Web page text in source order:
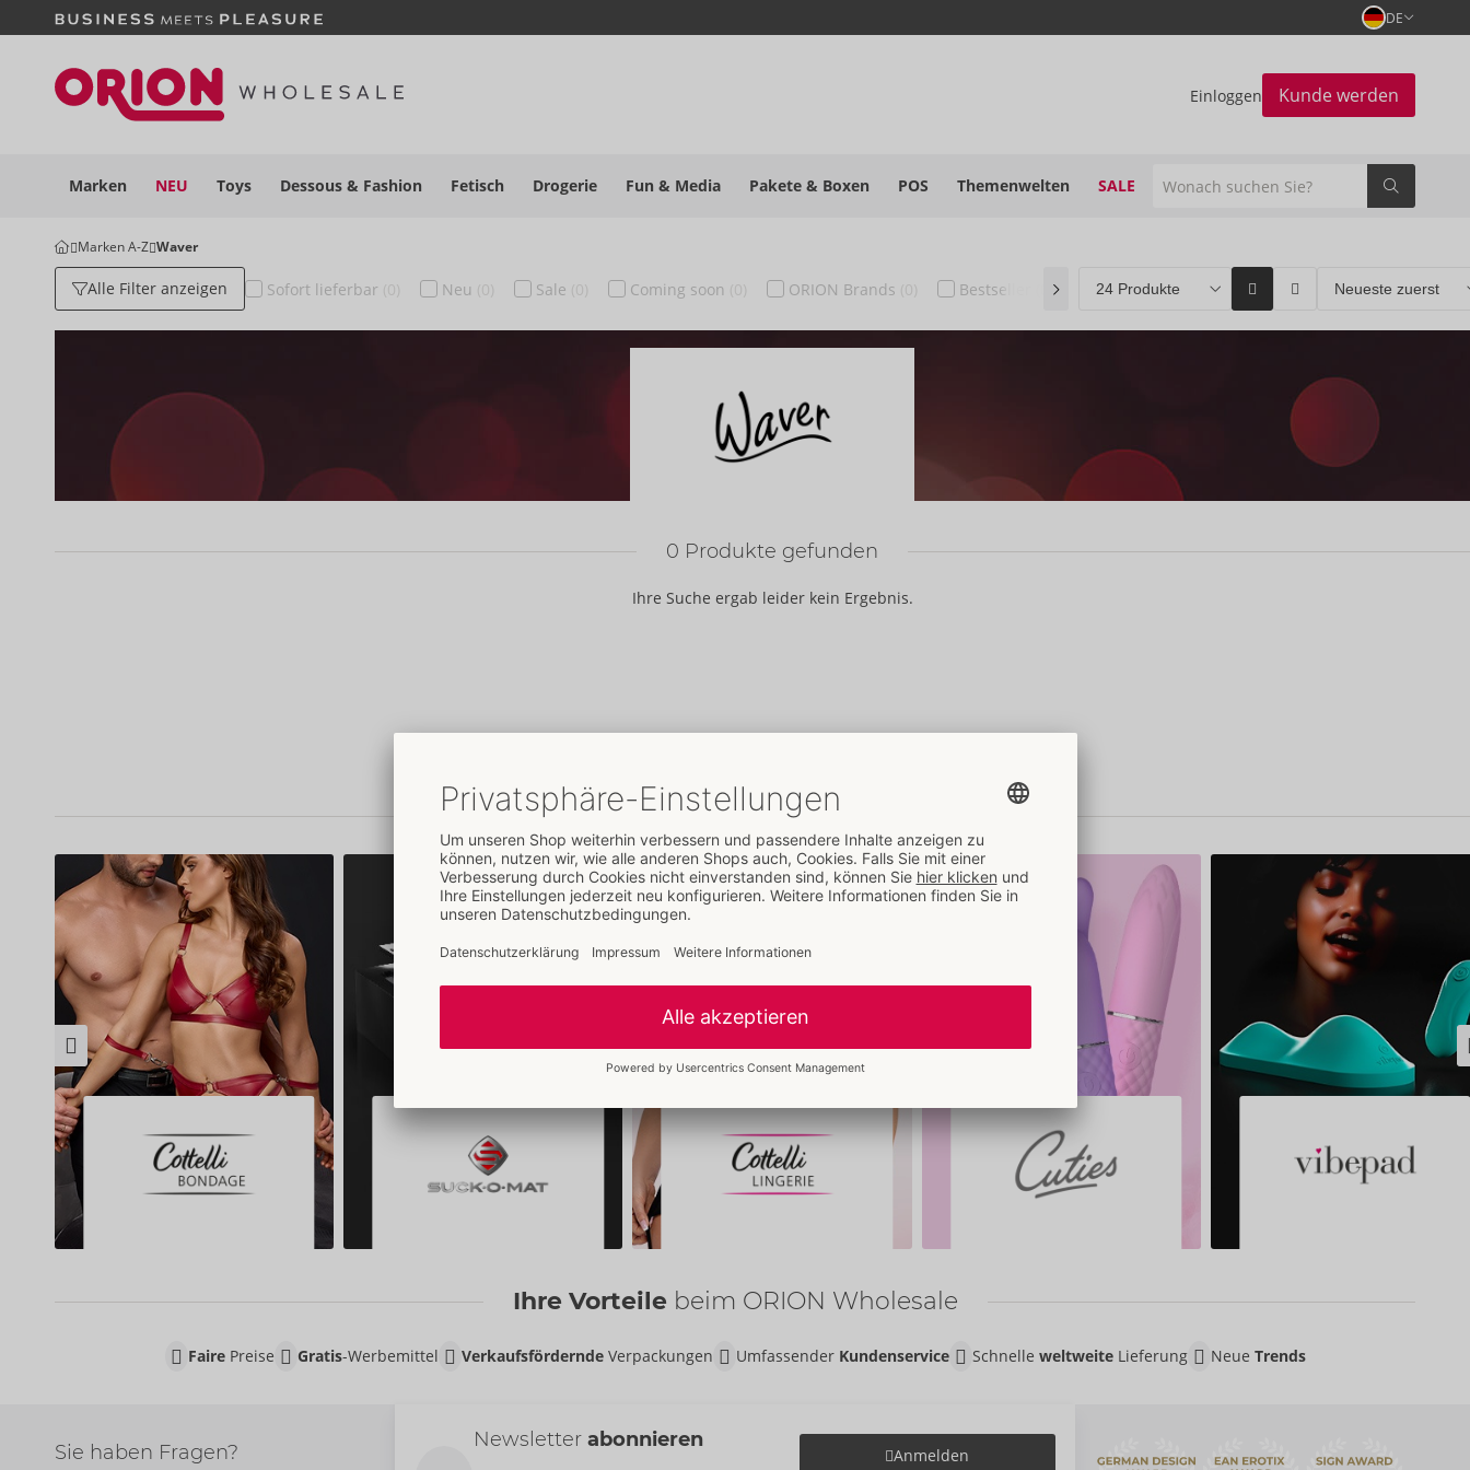
DE
Einloggen Kunde werden
Marken NEU Toys Dessous & Fashion Fetisch Drogerie Fun & Media Pakete & Boxen POS Themenwelten SALE
Marken A-Z Waver
Alle Filter anzeigen Sofort lieferbar (0) Neu (0) Sale (0) Coming soon (0) ORION Brands (0) Bestseller
0 Produkte gefunden
Ihre Suche ergab leider kein Ergebnis.
ORIONMarken
Ihre Vorteile beim ORION Wholesale
FairePreise Gratis-Werbemittel VerkaufsförderndeVerpackungen Umfassender Kundenservice Schnelle weltweiteLieferung Neue Trends
Sie haben Fragen?
Newsletter abonnieren
Anmelden